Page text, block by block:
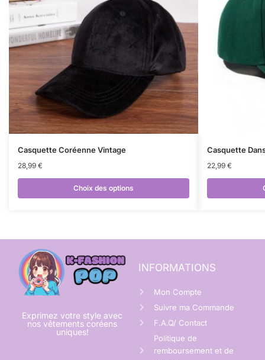
Casquette Coréenne Vintage
28,99 €
Choix des options
Casquette
22,99 €
Exprimez votre style avec
nos vêtements coréens
uniques!
INFORMATIONS
Mon Compte
Suivre ma Commande
F.A.Q/ Contact
Politique de
remboursement et de